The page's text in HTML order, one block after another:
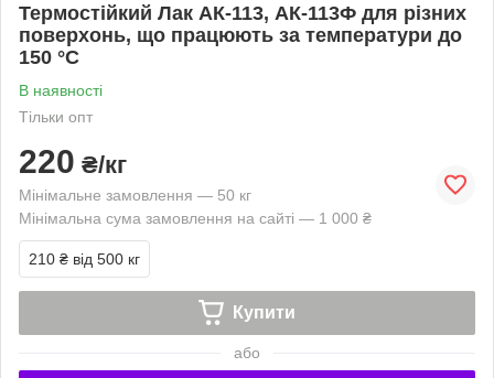
Термостійкий Лак АК-113, АК-113Ф для різних
поверхонь, що працюють за температури до
150 °C
В наявності
Тільки опт
220 ₴/кг
Мінімальне замовлення — 50 кг
Мінімальна сума замовлення на сайті — 1 000 ₴
210 ₴ від 500 кг
Купити
або